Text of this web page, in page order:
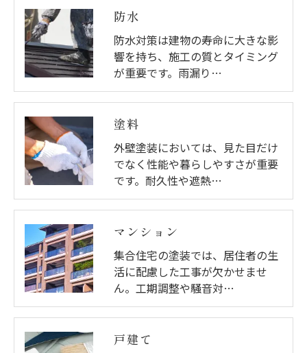
防水
防水対策は建物の寿命に大きな影
響を持ち、施工の質とタイミング
が重要です。雨漏り…
塗料
外壁塗装においては、見た目だけ
でなく性能や暮らしやすさが重要
です。耐久性や遮熱…
マンション
集合住宅の塗装では、居住者の生
活に配慮した工事が欠かせませ
ん。工期調整や騒音対…
戸建て